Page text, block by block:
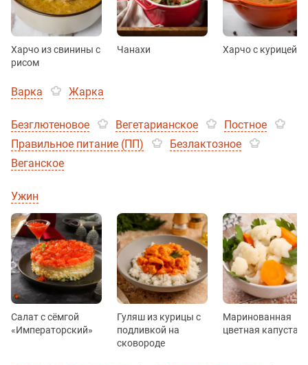
Харчо из свинины с
рисом
Чанахи Харчо с курицей
Варка Жарка
Безглютеновое Вегетарианское
Постное
Правильное питание (ПП)
Безлактозное
Веганское
Ужин
Салат с сёмгой
«Императорский»
Гуляш из курицы с
подливкой на
сковороде
Маринованная
цветная капуста